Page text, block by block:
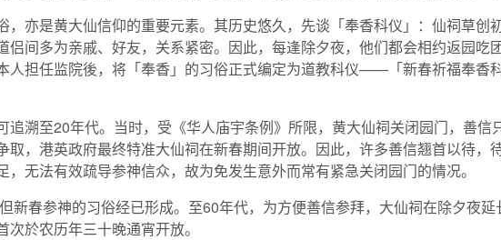
，亦是黄大仙信仰的重要元素。其历史悠久，先谈「奉香科仪」：仙祠草
侣间多为亲戚、好友，关系紧密。因此，每逢除夕夜，他们都会相约返园吃
人担任监院後，将「奉香」的习俗正式编定为道教科仪——「新春祈福奉香
追溯至20年代。当时，受《华人庙宇条例》所限，黄大仙祠关闭园门，善信
取，港英政府最终特准大仙祠在新春期间开放。因此，许多善信翘首以待，
无法有效疏导参神信众，故为免发生意外而常有紧急关闭园门的情况。
新春参神的习俗经已形成。至60年代，为方便善信参拜，大仙祠在除夕夜
於农历年三十晚通宵开放。